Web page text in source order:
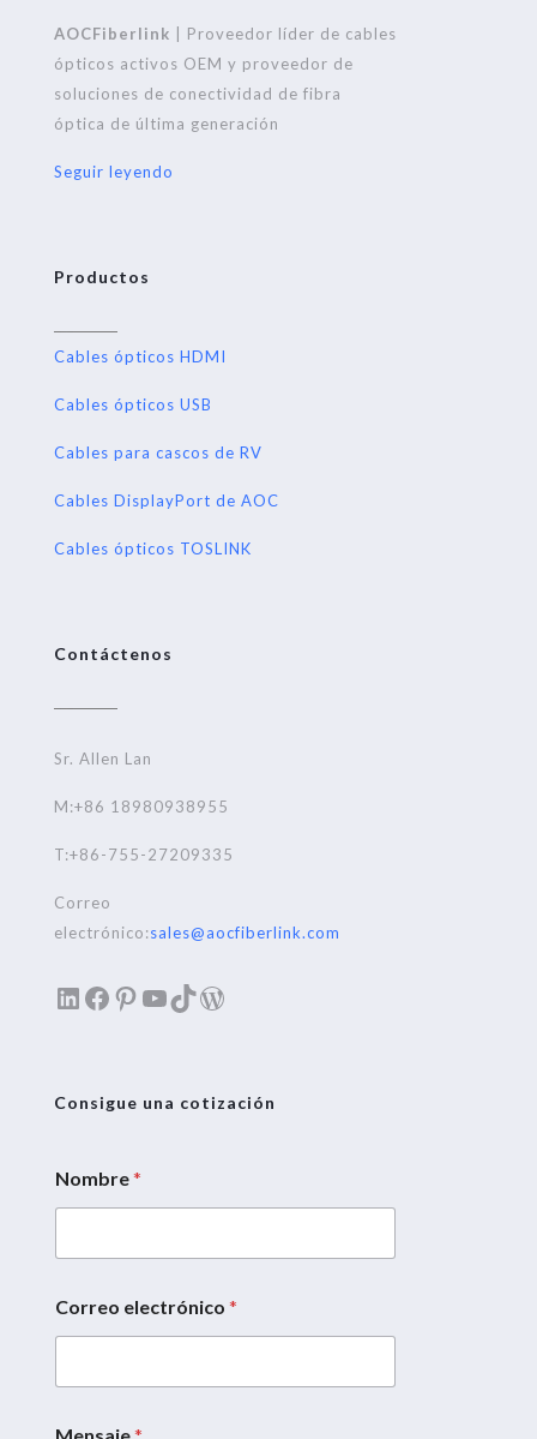
AOCFiberlink | Proveedor líder de cables
ópticos activos OEM y proveedor de
soluciones de conectividad de fibra
óptica de última generación
Seguir leyendo
Productos
Cables ópticos HDMI
Cables ópticos USB
Cables para cascos de RV
Cables DisplayPort de AOC
Cables ópticos TOSLINK
Contáctenos
Sr. Allen Lan
M:+86 18980938955
T:+86-755-27209335
Correo
electrónico:sales@aocfiberlink.com
LinkedIn
Facebook
Pinterest
YouTube
TikTok
WordPress
Consigue una cotización
Nombre*
M
e
s
j
Correo electrónico *